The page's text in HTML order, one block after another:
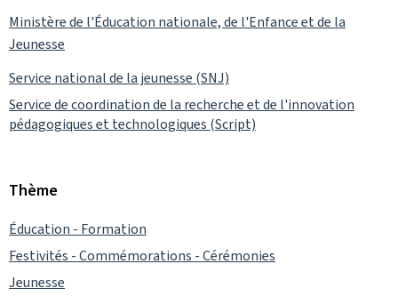
Ministère de l'Éducation nationale, de l'Enfance et de la
Jeunesse
Service national de la jeunesse (SNJ)
Service de coordination de la recherche et de l'innovation
pédagogiques et technologiques (Script)
Thème
Éducation - Formation
Festivités - Commémorations - Cérémonies
Jeunesse